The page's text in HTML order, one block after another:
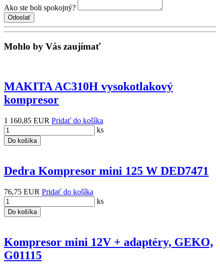
Ako ste boli spokojný?
Mohlo by Vás zaujímať
MAKITA AC310H vysokotlakový
kompresor
1 160,85 EUR Pridať do košíka
ks
Do košíka
Dedra Kompresor mini 125 W DED7471
76,75 EUR Pridať do košíka
ks
Do košíka
Kompresor mini 12V + adaptéry, GEKO,
G01115